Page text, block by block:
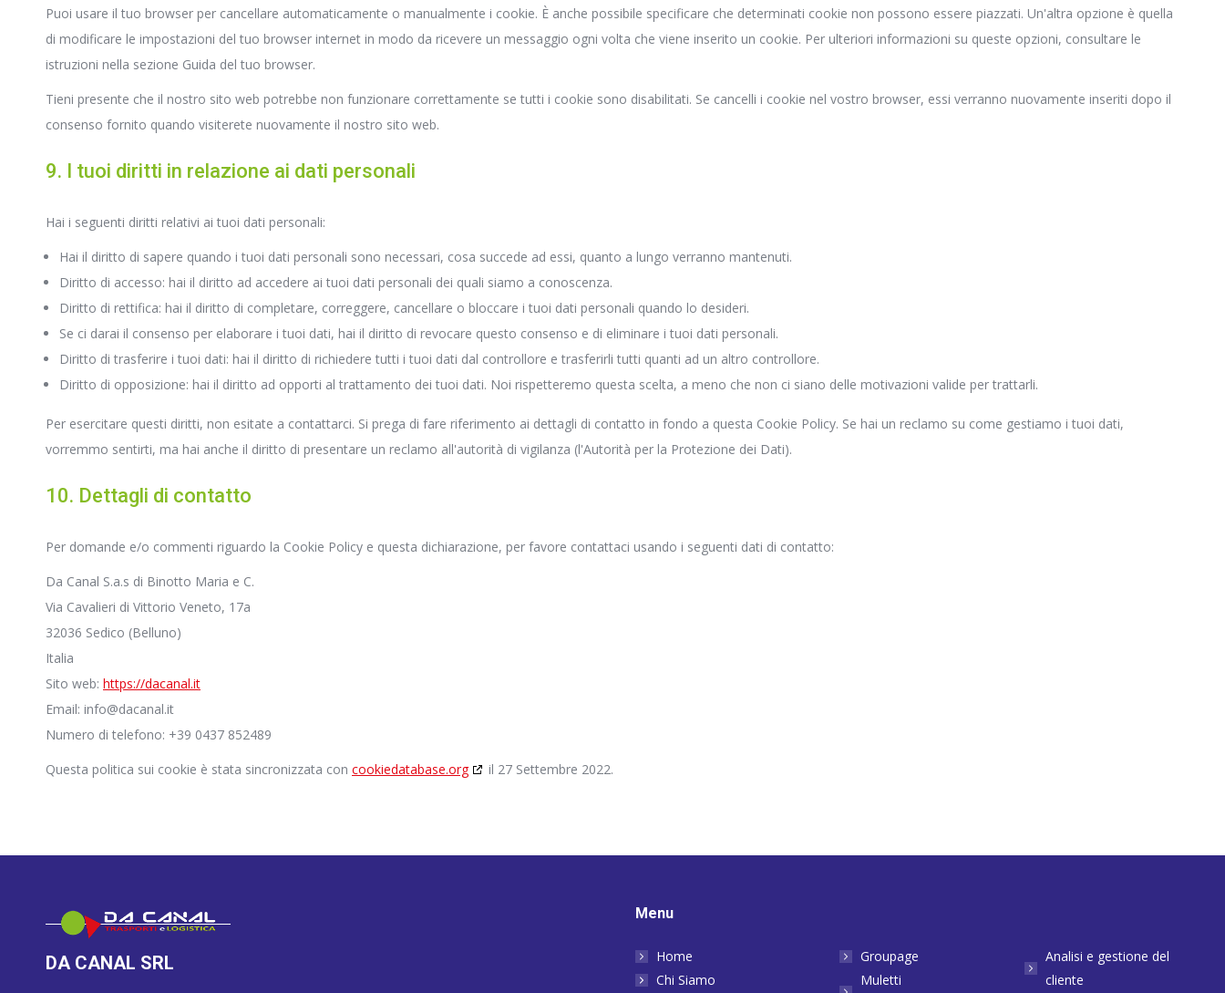
Puoi usare il tuo browser per cancellare automaticamente o manualmente i cookie. È anche possibile specificare che determinati cookie non possono essere piazzati. Un'altra opzione è quella
di modificare le impostazioni del tuo browser internet in modo da ricevere un messaggio ogni volta che viene inserito un cookie. Per ulteriori informazioni su queste opzioni, consultare le
istruzioni nella sezione Guida del tuo browser.
Tieni presente che il nostro sito web potrebbe non funzionare correttamente se tutti i cookie sono disabilitati. Se cancelli i cookie nel vostro browser, essi verranno nuovamente inseriti dopo il
consenso fornito quando visiterete nuovamente il nostro sito web.
9. I tuoi diritti in relazione ai dati personali
Hai i seguenti diritti relativi ai tuoi dati personali:
Hai il diritto di sapere quando i tuoi dati personali sono necessari, cosa succede ad essi, quanto a lungo verranno mantenuti.
Diritto di accesso: hai il diritto ad accedere ai tuoi dati personali dei quali siamo a conoscenza.
Diritto di rettifica: hai il diritto di completare, correggere, cancellare o bloccare i tuoi dati personali quando lo desideri.
Se ci darai il consenso per elaborare i tuoi dati, hai il diritto di revocare questo consenso e di eliminare i tuoi dati personali.
Diritto di trasferire i tuoi dati: hai il diritto di richiedere tutti i tuoi dati dal controllore e trasferirli tutti quanti ad un altro controllore.
Diritto di opposizione: hai il diritto ad opporti al trattamento dei tuoi dati. Noi rispetteremo questa scelta, a meno che non ci siano delle motivazioni valide per trattarli.
Per esercitare questi diritti, non esitate a contattarci. Si prega di fare riferimento ai dettagli di contatto in fondo a questa Cookie Policy. Se hai un reclamo su come gestiamo i tuoi dati,
vorremmo sentirti, ma hai anche il diritto di presentare un reclamo all'autorità di vigilanza (l'Autorità per la Protezione dei Dati).
10. Dettagli di contatto
Per domande e/o commenti riguardo la Cookie Policy e questa dichiarazione, per favore contattaci usando i seguenti dati di contatto:
Da Canal S.a.s di Binotto Maria e C.
Via Cavalieri di Vittorio Veneto, 17a
32036 Sedico (Belluno)
Italia
Sito web: https://dacanal.it
Email: info@dacanal.it
Numero di telefono: +39 0437 852489
Questa politica sui cookie è stata sincronizzata con cookiedatabase.org il 27 Settembre 2022.
DA CANAL SRL
Menu
Home
Chi Siamo
Groupage
Muletti
Analisi e gestione del
cliente